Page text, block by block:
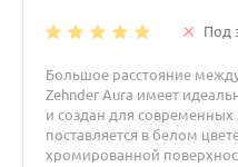
Под
Большое расстояние
Zehnder Aura имеет
и создан для современных
поставляется в белом
хромированной